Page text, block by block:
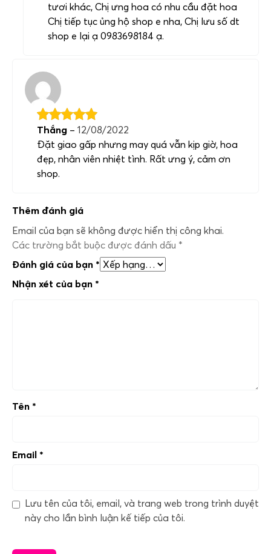
tươi khác, Chị ưng hoa có nhu cầu đặt hoa
Chị tiếp tục ủng hộ shop e nha, Chị lưu số dt
shop e lại ạ 0983698184 ạ.
Thắng – 12/08/2022
Đặt giao gấp nhưng may quá vẫn kịp giờ, hoa
đẹp, nhân viên nhiệt tình. Rất ưng ý, cảm ơn
shop.
Thêm đánh giá
Email của bạn sẽ không được hiển thị công khai.
Các trường bắt buộc được đánh dấu *
Đánh giá của bạn *
Nhận xét của bạn *
Tên *
Email *
Lưu tên của tôi, email, và trang web trong trình duyệt
này cho lần bình luận kế tiếp của tôi.